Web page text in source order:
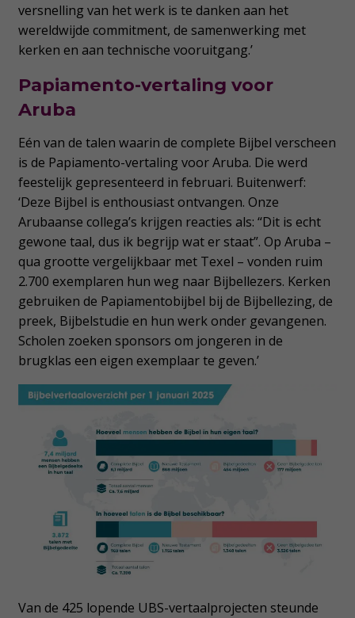
versnelling van het werk is te danken aan het
wereldwijde commitment, de samenwerking met
kerken en aan technische vooruitgang.’
Papiamento-vertaling voor
Aruba
Eén van de talen waarin de complete Bijbel verscheen
is de Papiamento-vertaling voor Aruba. Die werd
feestelijk gepresenteerd in februari. Buitenwerf:
‘Deze Bijbel is enthousiast ontvangen. Onze
Arubaanse collega’s krijgen reacties als: “Dit is echt
gewone taal, dus ik begrijp wat er staat”. Op Aruba –
qua grootte vergelijkbaar met Texel – vonden ruim
2.700 exemplaren hun weg naar Bijbellezers. Kerken
gebruiken de Papiamentobijbel bij de Bijbellezing, de
preek, Bijbelstudie en hun werk onder gevangenen.
Scholen zoeken sponsors om jongeren in de
brugklas een eigen exemplaar te geven.’
Van de 425 lopende UBS-vertaalprojecten steunde